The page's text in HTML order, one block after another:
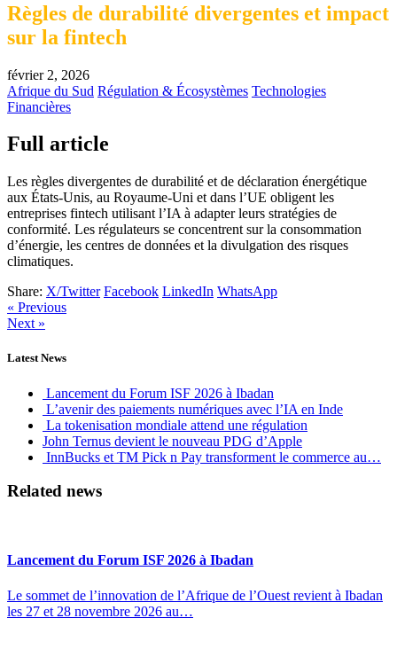
Règles de durabilité divergentes et impact
sur la fintech
février 2, 2026
Afrique du Sud Régulation & Écosystèmes Technologies
Financières
Full article
Les règles divergentes de durabilité et de déclaration énergétique
aux États-Unis, au Royaume-Uni et dans l’UE obligent les
entreprises fintech utilisant l’IA à adapter leurs stratégies de
conformité. Les régulateurs se concentrent sur la consommation
d’énergie, les centres de données et la divulgation des risques
climatiques.
Share: X/Twitter Facebook LinkedIn WhatsApp
« Previous
Next »
Latest News
Lancement du Forum ISF 2026 à Ibadan
L’avenir des paiements numériques avec l’IA en Inde
La tokenisation mondiale attend une régulation
John Ternus devient le nouveau PDG d’Apple
InnBucks et TM Pick n Pay transforment le commerce au…
Related news
Lancement du Forum ISF 2026 à Ibadan
Le sommet de l’innovation de l’Afrique de l’Ouest revient à Ibadan
les 27 et 28 novembre 2026 au…